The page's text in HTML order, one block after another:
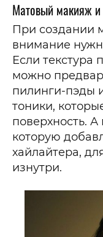
Матовый макияж и
При создании
внимание
Если текстура
можно
пилинги-пэды
тоники,
поверхность. А
которую
хайлайтера,
изнутри.